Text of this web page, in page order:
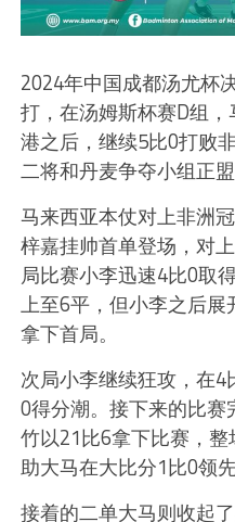
2024年中国成都汤尤杯
打，在汤姆斯杯赛D组
港之后，继续5比0打败
二将和丹麦争夺小组正盟
马来西亚本仗对上非洲
梓嘉挂帅首单登场，对
局比赛小李迅速4比0取
上至6平，但小李之后
拿下首局。
次局小李继续狂攻，在
0得分潮。接下来的比
竹以21比6拿下比赛，
助大马在大比分1比0领先
接着的二单大马则收起